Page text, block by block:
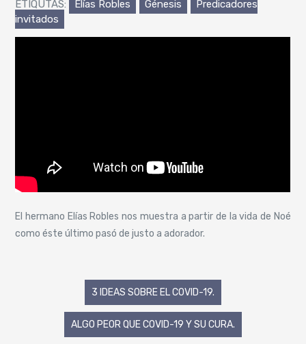
ETIQUTAS: Elías Robles Génesis
Predicadores
invitados
El hermano Elías Robles nos muestra a partir de la vida de Noé
como éste último pasó de justo a adorador.
Navegación3 IDEAS SOBRE EL COVID-19.
ALGO PEOR QUE COVID-19 Y SU CURA.